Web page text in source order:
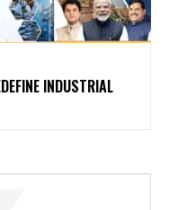
INDUSTRIAL